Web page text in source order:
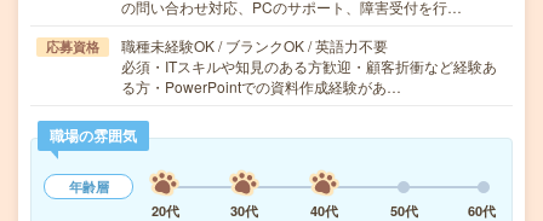
の問い合わせ対応、PCのサポート、障害受付を行…
応募資格
職種未経験OK / ブランクOK / 英語力不要
必須・ITスキルや知見のある方歓迎・顧客折衝など経験あ
る方・PowerPointでの資料作成経験があ…
職場の雰囲気
年齢層
20代
30代 40代 50代 60代